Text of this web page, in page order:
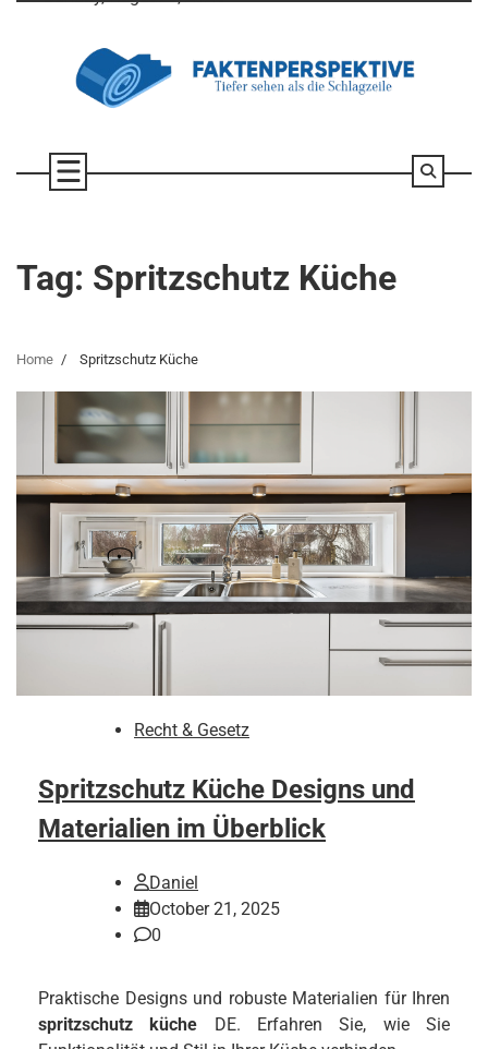
Tag: Spritzschutz Küche
Home Spritzschutz Küche
Recht & Gesetz
Spritzschutz Küche Designs und
Materialien im Überblick
Daniel
October 21, 2025
0
Praktische Designs und robuste Materialien für Ihren
spritzschutz küche DE. Erfahren Sie, wie Sie